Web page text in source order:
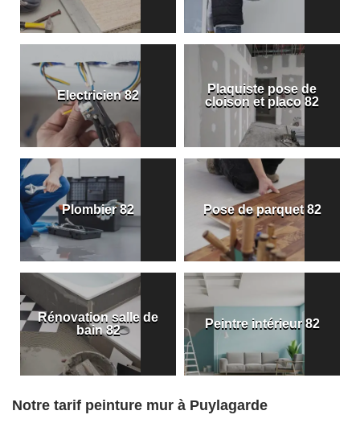
Electricien 82
Plaquiste pose de
cloison et placo 82
Plombier 82 Pose de parquet 82
Rénovation salle de
bain 82
Peintre intérieur 82
Notre tarif peinture mur à Puylagarde